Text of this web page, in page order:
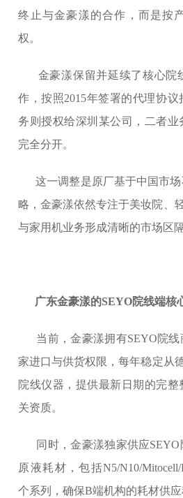
终止与金豪漾的合作，而是按
权。
金豪漾保留并延续了核心院
作，按照2015年签署的代理协
务则授权给深圳某公司，二者
完全分开。
这一调整是原厂基于中国市
略，金豪漾依然专注于美妆院、
与家用机业务形成清晰的市场区隔
广东金豪漾的SEYO院线端核
当前，金豪漾拥有SEYO院
家进口与供货权限，每年稳定从
院线仪器，提供最新日期的完
关资质。
同时，金豪漾独家供应
原液耗材，包括N5/N10/
个系列，确保B端机构的耗材供应